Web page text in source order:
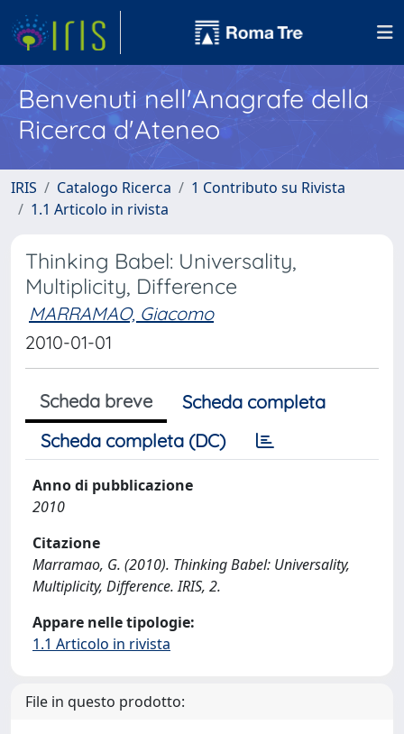
Benvenuti nell'Anagrafe della
Ricerca d'Ateneo
IRIS Catalogo Ricerca
1 Contributo su Rivista
1.1 Articolo in rivista
Thinking Babel: Universality,
Multiplicity, Difference
MARRAMAO, Giacomo
2010-01-01
Scheda breve
Scheda completa
Scheda completa (DC)
Anno di pubblicazione
2010
Citazione
Marramao, G. (2010). Thinking Babel: Universality,
Multiplicity, Difference. IRIS, 2.
Appare nelle tipologie:
1.1 Articolo in rivista
File in questo prodotto: